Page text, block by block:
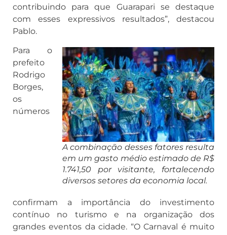
contribuindo para que Guarapari se destaque
com esses expressivos resultados”, destacou
Pablo.
A combinação desses fatores resulta
em um gasto médio estimado de R$
1.741,50 por visitante, fortalecendo
diversos setores da economia local.
Para o
prefeito
Rodrigo
Borges,
os
números
confirmam a importância do investimento
contínuo no turismo e na organização dos
grandes eventos da cidade. “O Carnaval é muito